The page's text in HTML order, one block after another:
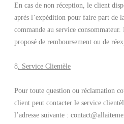
En cas de non réception, le client
après l’expédition pour faire part de
commande au service consommateur.
proposé de remboursement ou de
8. Service Clientèle
Pour toute question ou réclamation
client peut contacter le service
l’adresse suivante :